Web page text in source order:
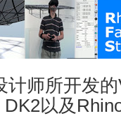
计师所开发
以及